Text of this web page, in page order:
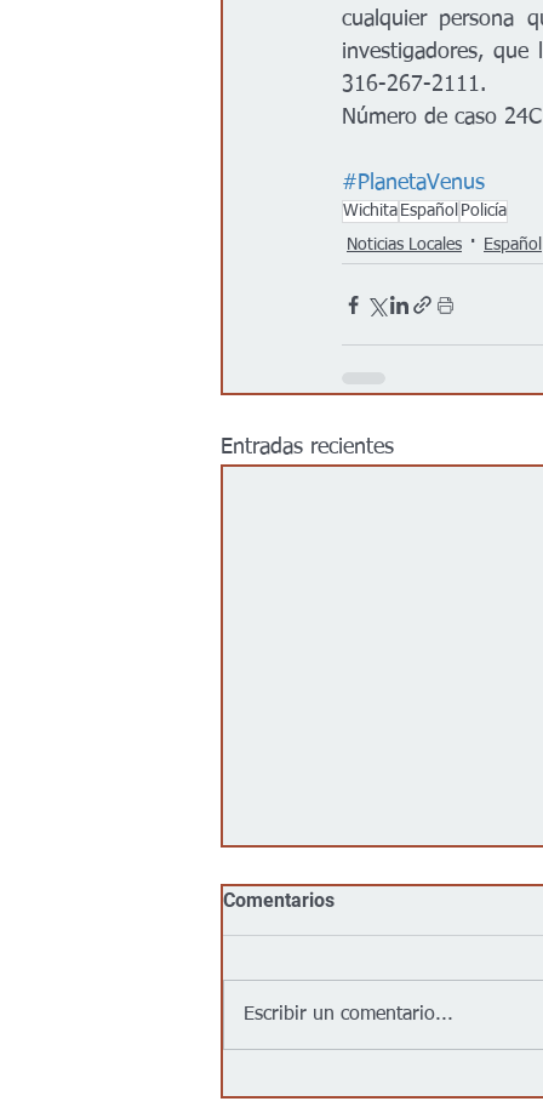
cualquier persona
investigadores,
316-267-2111.
Número de caso
#PlanetaVenus
Wichita Español Policía
Noticias Locales
Español
Entradas recientes
Comentarios
Escribir un comentario...